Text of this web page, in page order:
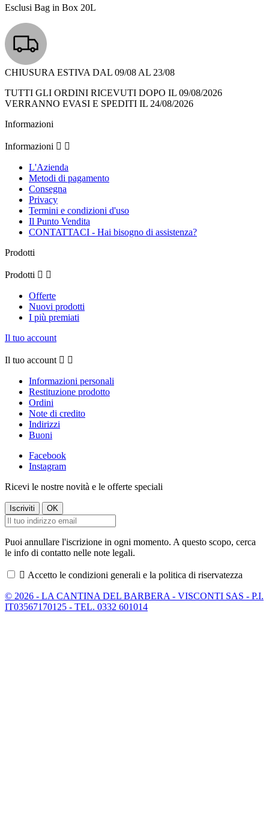
Esclusi Bag in Box 20L
CHIUSURA ESTIVA DAL 09/08 AL 23/08
TUTTI GLI ORDINI RICEVUTI DOPO IL 09/08/2026
VERRANNO EVASI E SPEDITI IL 24/08/2026
Informazioni
Informazioni  
L'Azienda
Metodi di pagamento
Consegna
Privacy
Termini e condizioni d'uso
Il Punto Vendita
CONTATTACI - Hai bisogno di assistenza?
Prodotti
Prodotti  
Offerte
Nuovi prodotti
I più premiati
Il tuo account
Il tuo account  
Informazioni personali
Restituzione prodotto
Ordini
Note di credito
Indirizzi
Buoni
Facebook
Instagram
Ricevi le nostre novità e le offerte speciali
Puoi annullare l'iscrizione in ogni momento. A questo scopo, cerca
le info di contatto nelle note legali.
 Accetto le condizioni generali e la politica di riservatezza
© 2026 - LA CANTINA DEL BARBERA - VISCONTI SAS - P.I.
IT03567170125 - TEL. 0332 601014